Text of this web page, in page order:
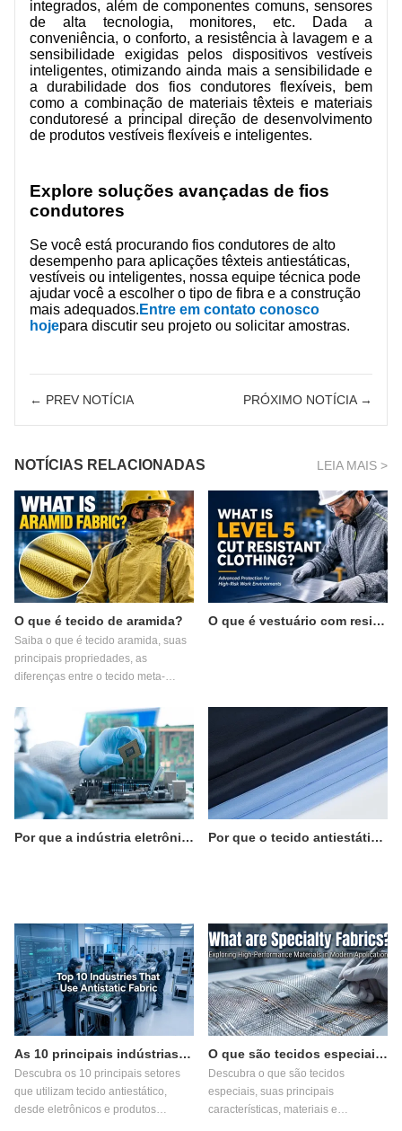
integrados, além de componentes comuns, sensores
de alta tecnologia, monitores, etc. Dada a
conveniência, o conforto, a resistência à lavagem e a
sensibilidade exigidas pelos dispositivos vestíveis
inteligentes, otimizando ainda mais a sensibilidade e
a durabilidade dos fios condutores flexíveis, bem
como a combinação de materiais têxteis e materiais
condutoresé a principal direção de desenvolvimento
de produtos vestíveis flexíveis e inteligentes.
Explore soluções avançadas de fios
condutores
Se você está procurando fios condutores de alto
desempenho para aplicações têxteis antiestáticas,
vestíveis ou inteligentes, nossa equipe técnica pode
ajudar você a escolher o tipo de fibra e a construção
mais adequados. Entre em contato conosco
hojepara discutir seu projeto ou solicitar amostras.
← PREV NOTÍCIA PRÓXIMO NOTÍCIA →
NOTÍCIAS RELACIONADAS LEIA MAIS >
O que é tecido de aramida?
Saiba o que é tecido aramida, suas
principais propriedades, as
diferenças entre o tecido meta-
aplicações comuns e como escolher
o tecido retardante de chamas
adequado para vestuário de
proteção industrial.
O que é vestuário com resistência a cortes de nível 5?
Por que a indústria eletrônica depende de tecidos antiestáticos? Por que o tecido antiestático é essencial na fabricação farmacêutica?
As 10 principais indústrias que utilizam tecido antiestático
Descubra os 10 principais setores
que utilizam tecido antiestático,
desde eletrônicos e produtos
O que são tecidos especiais?
Descubra o que são tecidos
especiais, suas principais
características, materiais e